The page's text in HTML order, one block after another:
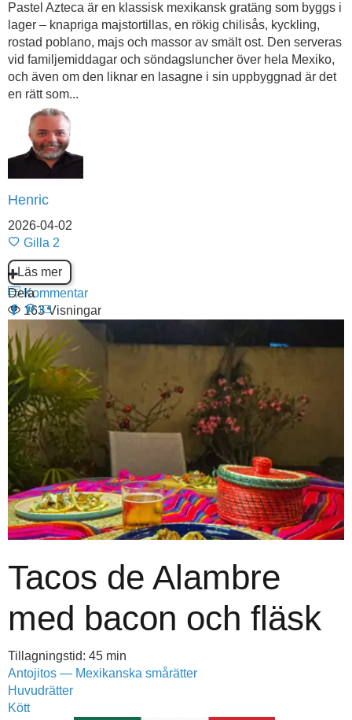
Pastel Azteca är en klassisk mexikansk gratäng som byggs i
lager – knapriga majstortillas, en rökig chilisås, kyckling,
rostad poblano, majs och massor av smält ost. Den serveras
vid familjemiddagar och söndagsluncher över hela Mexiko,
och även om den liknar en lasagne i sin uppbyggnad är det
en rätt som...
Henric
2026-04-02
Gilla 2
Läs mer
Kommentar
163 Visningar
Dela
Tacos de Alambre
med bacon och fläsk
Tillagningstid: 45 min
Antojitos — Mexikanska smårätter
Huvudrätter
Kött